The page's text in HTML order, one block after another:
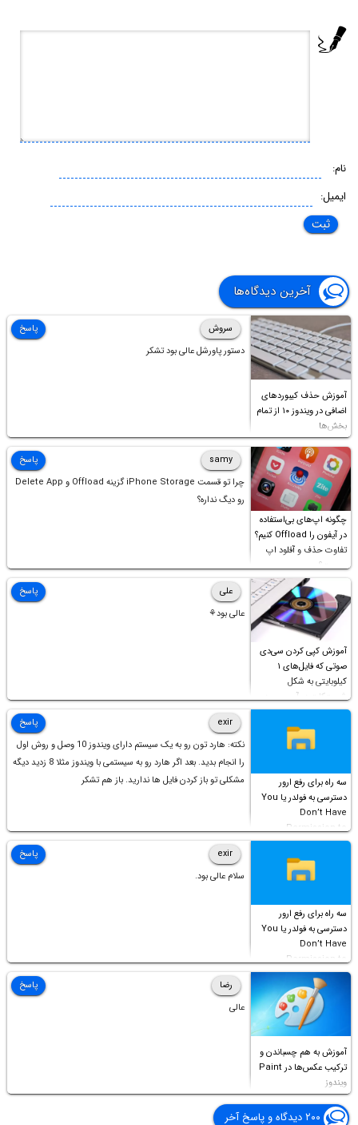
نام:
ایمیل:
آخرین دیدگاه‌ها
آموزش حذف کیبوردهای
اضافی در ویندوز ۱۰ از تمام
بخش‌ها
سروش
دستور پاورشل عالی بود تشکر
پاسخ
چگونه اپ‌های بی‌استفاده
در آیفون را Offload کنیم؟
تفاوت حذف و آفلود اپ
چیست؟
samy
چرا تو قسمت iPhone Storage گزینه Offload و Delete App
رو دیگ نداره؟
پاسخ
آموزش کپی کردن سی‌دی
صوتی که فایل‌های ۱
کیلوبایتی به شکل
شورت‌کات در آن موجود
است!
علی
عالی بود⚘
پاسخ
سه راه برای رفع ارور
دسترسی به فولدر یا You
Don’t Have
Permission to
Access this folder
exir
نکته: هارد تون رو به یک سیستم دارای ویندوز 10 وصل و روش اول
را انجام بدید. بعد اگر هارد رو به سیستمی با ویندوز مثلا 8 زدید دیگه
مشکلی تو باز کردن فایل ها ندارید. باز هم تشکر
پاسخ
سه راه برای رفع ارور
دسترسی به فولدر یا You
Don’t Have
Permission to
Access this folder
exir
سلام عالی بود.
پاسخ
آموزش به هم چسباندن و
ترکیب عکس‌ها در Paint
ویندوز
رضا
عالی
پاسخ
۲۰۰ دیدگاه و پاسخ آخر